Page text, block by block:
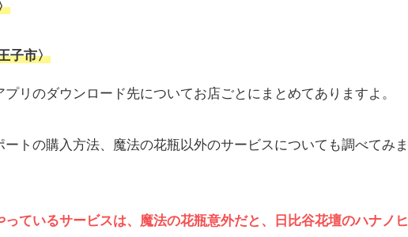
子市〉
リのダウンロード先についてお店ごとにまとめてありますよ。
トの購入方法、魔法の花瓶以外のサービスについても調べてみま
ているサービスは、魔法の花瓶意外だと、日比谷花壇のハナノヒ